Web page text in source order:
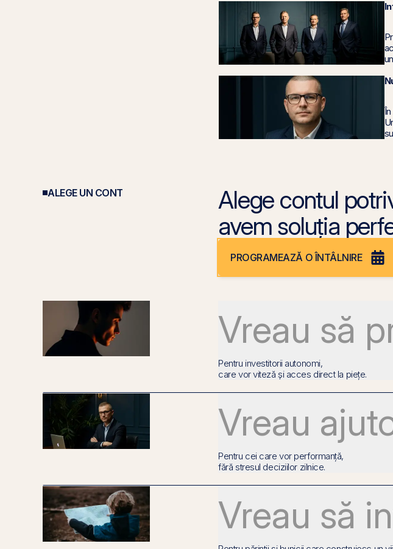
ALEGE UN CONT
Alege contul
avem soluția
PROGRAMEAZĂ O ÎNTÂLNIRE
Vreau să
Pentru investitorii autonomi,
care vor viteză și acces direct la piețe.
Vreau
Pentru cei care vor performanță,
fără stresul deciziilor zilnice.
Vreau să